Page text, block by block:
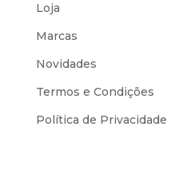
Loja
Marcas
Novidades
Termos e Condições
Política de Privacidade